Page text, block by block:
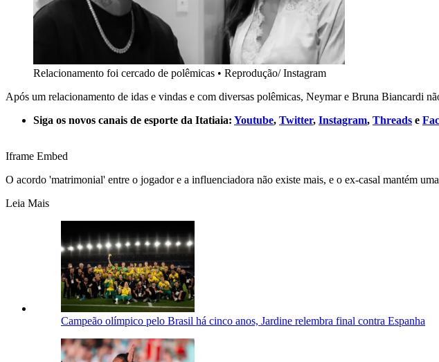
Relacionamento foi cercado de polêmicas • Reprodução/ Instagram
Após um relacionamento de idas e vindas e com diversas polêmicas, Neymar e Bruna Biancardi
Siga os novos canais de esporte da Itatiaia: Youtube, Twitter, Instagram, Threads e
Iframe Embed
O acordo 'matrimonial' entre o jogador e a influenciadora não existe mais, e o ex-casal mantém
Leia Mais
Campeão olímpico pelo Brasil há cinco anos, Jardine relembra final contra Espanha